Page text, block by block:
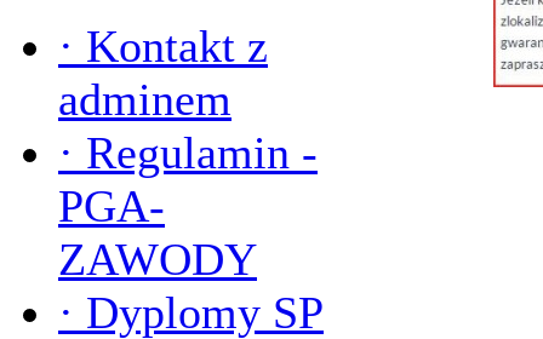
· Kontakt z
adminem
· Regulamin -
PGA-
ZAWODY
· Dyplomy SP